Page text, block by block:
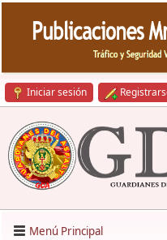
Iniciar sesión
Menú Principal